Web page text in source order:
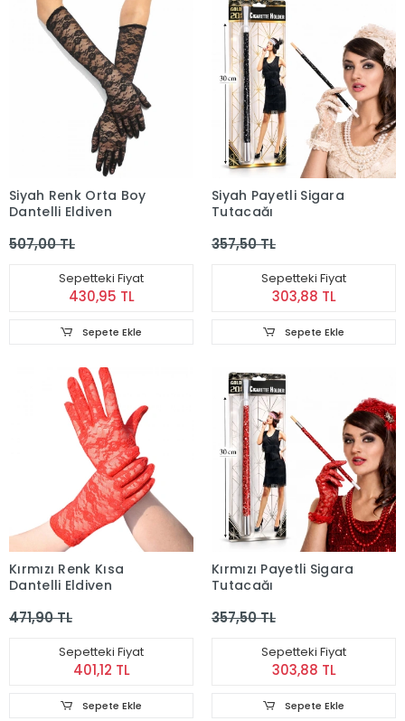
Siyah Renk Orta Boy
Dantelli Eldiven
507,00 TL
Sepetteki Fiyat
430,95 TL
Sepete Ekle
Siyah Payetli Sigara
Tutacağı
357,50 TL
Sepetteki Fiyat
303,88 TL
Sepete Ekle
Kırmızı Renk Kısa
Dantelli Eldiven
471,90 TL
Sepetteki Fiyat
401,12 TL
Sepete Ekle
Kırmızı Payetli Sigara
Tutacağı
357,50 TL
Sepetteki Fiyat
303,88 TL
Sepete Ekle